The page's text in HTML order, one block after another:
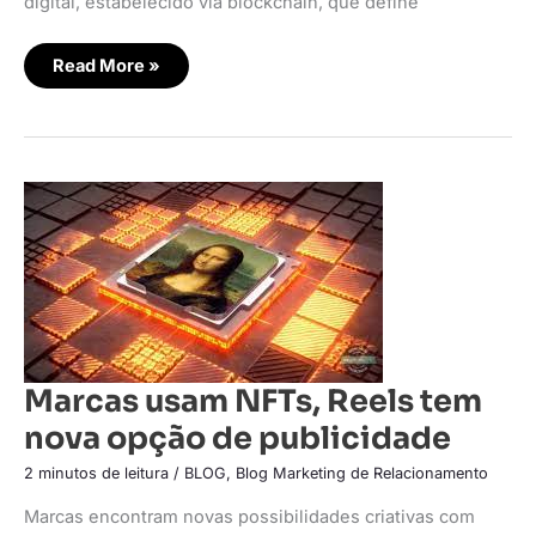
Read More »
Marcas usam NFTs, Reels tem
nova opção de publicidade
2 minutos de leitura / BLOG, Blog Marketing de Relacionamento
Marcas encontram novas possibilidades criativas com
Marcas
usam
NFTs,
Reels
tem
nova
opção
de
publicidade